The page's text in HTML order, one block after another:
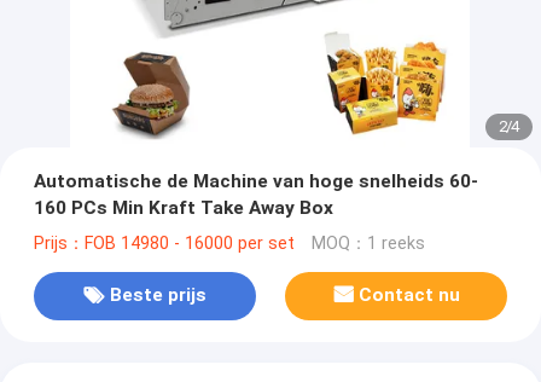
2/4
Automatische de Machine van hoge snelheids 60-
160 PCs Min Kraft Take Away Box
Prijs：FOB 14980 - 16000 per set MOQ：1 reeks
Beste prijs Contact nu